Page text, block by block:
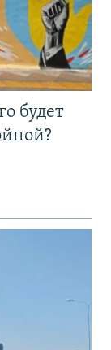
будет